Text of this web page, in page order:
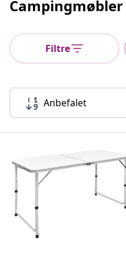
Campingmøbler
Filtre
Anbefalet